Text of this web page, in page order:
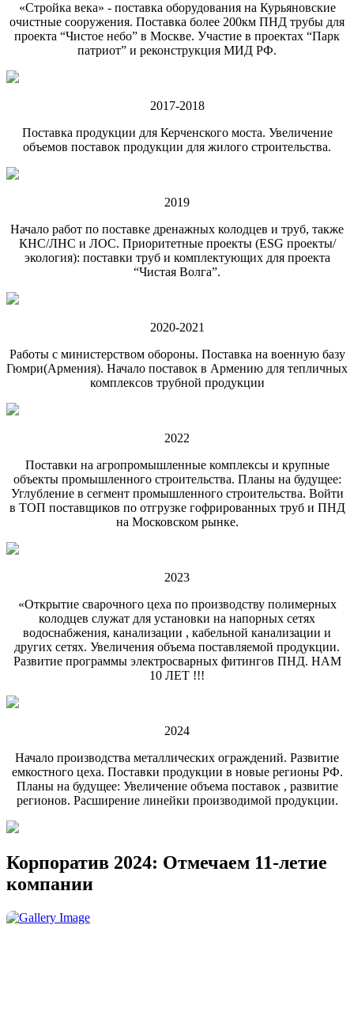
«Стройка века» - поставка оборудования на Курьяновские
очистные сооружения. Поставка более 200км ПНД трубы для
проекта “Чистое небо” в Москве. Участие в проектах “Парк
патриот” и реконструкция МИД РФ.
2017-2018
Поставка продукции для Керченского моста. Увеличение
объемов поставок продукции для жилого строительства.
2019
Начало работ по поставке дренажных колодцев и труб, также
КНС/ЛНС и ЛОС. Приоритетные проекты (ESG проекты/
экология): поставки труб и комплектующих для проекта
“Чистая Волга”.
2020-2021
Работы с министерством обороны. Поставка на военную базу
Гюмри(Армения). Начало поставок в Армению для тепличных
комплексов трубной продукции
2022
Поставки на агропромышленные комплексы и крупные
объекты промышленного строительства. Планы на будущее:
Углубление в сегмент промышленного строительства. Войти
в ТОП поставщиков по отгрузке гофрированных труб и ПНД
на Московском рынке.
2023
«Открытие сварочного цеха по производству полимерных
колодцев служат для установки на напорных сетях
водоснабжения, канализации , кабельной канализации и
других сетях. Увеличения объема поставляемой продукции.
Развитие программы электросварных фитингов ПНД. НАМ
10 ЛЕТ !!!
2024
Начало производства металлических ограждений. Развитие
емкостного цеха. Поставки продукции в новые регионы РФ.
Планы на будущее: Увеличение объема поставок , развитие
регионов. Расширение линейки производимой продукции.
Корпоратив 2024: Отмечаем 11-летие
компании